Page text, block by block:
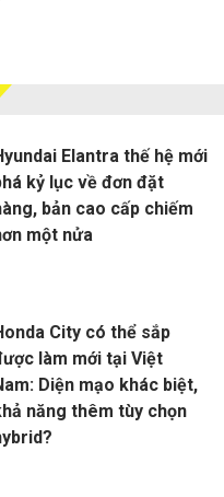
Elantra thế hệ mới
kỷ lục về đơn đặt
bản cao cấp chiếm
một nửa
City có thể sắp
làm mới tại Việt
Diện mạo khác biệt,
năng thêm tùy chọn